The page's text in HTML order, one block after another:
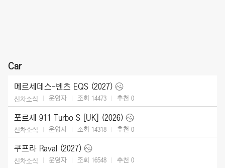
Car
메르세데스-벤츠 EQS (2027)
신차소식 운영자 조회 14473 추천 0
포르셰 911 Turbo S [UK] (2026)
신차소식 운영자 조회 14318 추천 0
쿠프라 Raval (2027)
신차소식 운영자 조회 16548 추천 0